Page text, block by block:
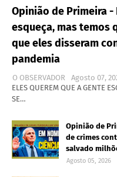
Opinião de Primeira -
esqueça, mas temos
que eles disseram
pandemia
O OBSERVADOR
Agosto 07,
ELES QUEREM QUE A GENTE
SE…
Opinião de
de crimes
salvado
Agosto 05, 2026